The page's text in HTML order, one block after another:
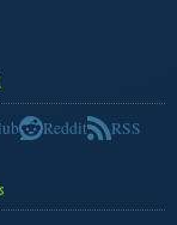
Reddit RSS